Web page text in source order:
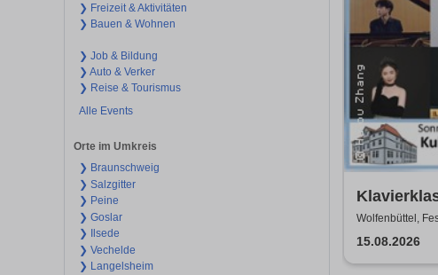
❯ Freizeit & Aktivitäten
❯ Bauen & Wohnen
❯ Job & Bildung
❯ Auto & Verker
❯ Reise & Tourismus
Alle Events
Orte im Umkreis
❯ Braunschweig
❯ Salzgitter
❯ Peine
❯ Goslar
❯ Ilsede
❯ Vechelde
❯ Langelsheim
Wolfenbüttel,
15.08.2026